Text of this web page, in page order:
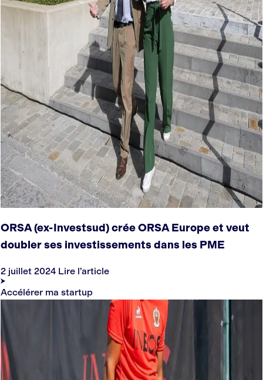
ORSA (ex-Investsud) crée ORSA Europe et veut
doubler ses investissements dans les PME
2 juillet 2024 Lire l’article
Accélérer ma startup